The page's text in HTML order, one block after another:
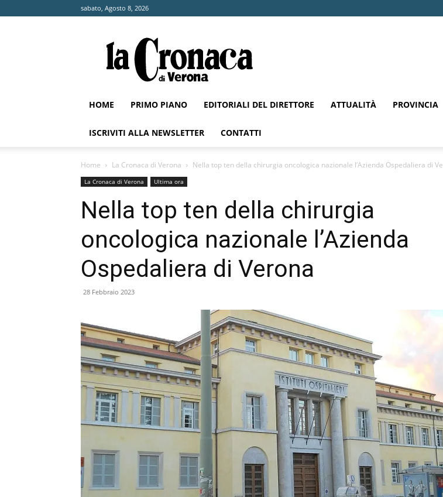
sabato, Agosto 8, 2026
Cronaca
di
Verona
HOME PRIMO PIANO EDITORIALI DEL DIRETTORE ATTUALITÀ PROVINCIA
ISCRIVITI ALLA NEWSLETTER CONTATTI
Home La Cronaca di Verona Nella top ten della chirurgia oncologica nazionale l’Azienda Ospedaliera di
La Cronaca di Verona Ultima ora
Nella top ten della chirurgia
oncologica nazionale l’Azienda
Ospedaliera di Verona
28 Febbraio 2023